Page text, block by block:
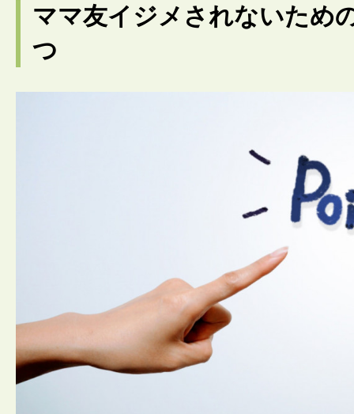
ママ友イジメされないため
つ